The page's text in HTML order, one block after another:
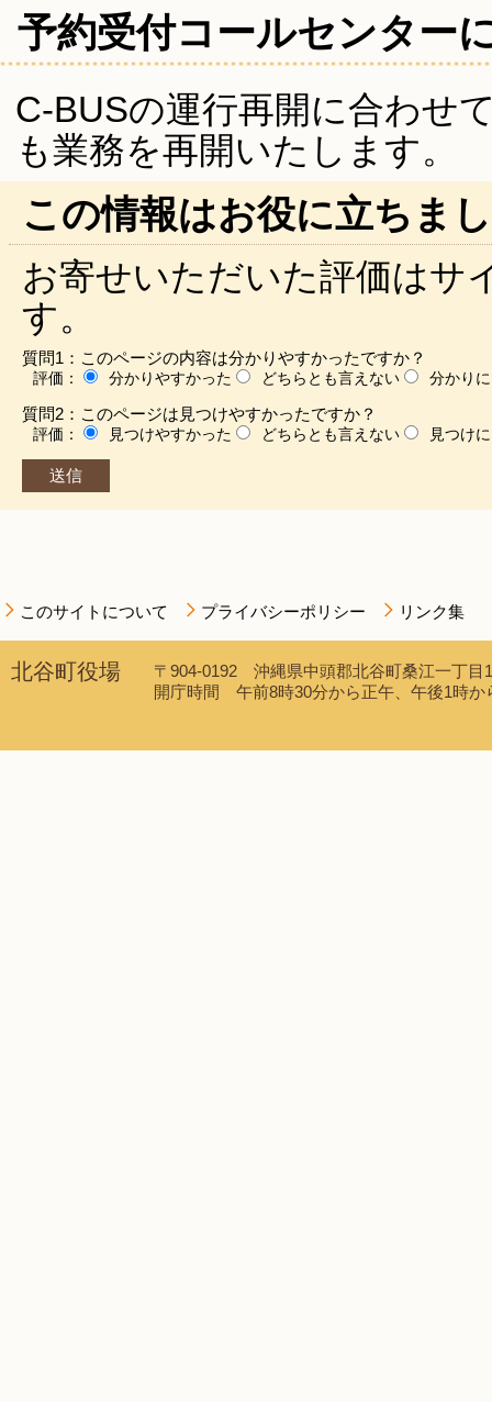
予約受付コールセンター
C-BUSの運行再開に合わせ
も業務を再開いたします。
この情報はお役に立ちま
お寄せいただいた評価はサ
す。
質問1：このページの内容は分かりやすかったですか？
評価： 分かりやすかった どちらとも言えない 分かり
質問2：このページは見つけやすかったですか？
評価： 見つけやすかった どちらとも言えない 見つけ
このサイトについて プライバシーポリシー リンク集
北谷町役場
〒904-0192 沖縄県中頭郡北谷町桑江一丁
開庁時間 午前8時30分から正午、午後1時か